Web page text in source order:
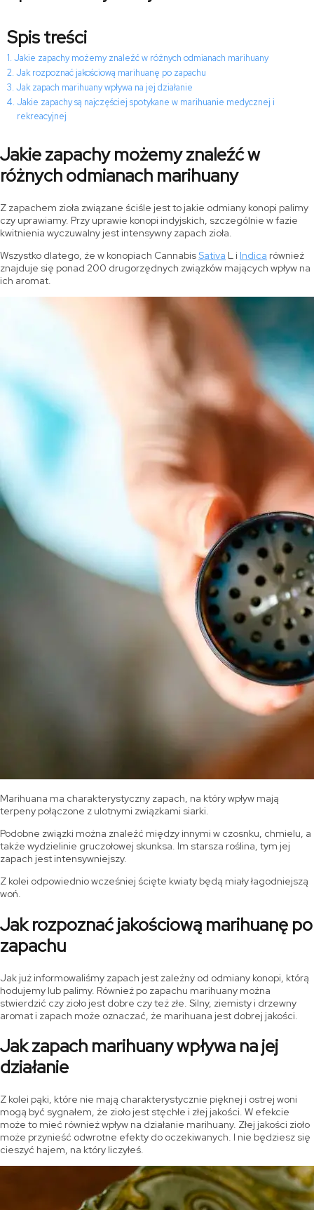
Spis treści
Jakie zapachy możemy znaleźć w różnych odmianach marihuany
Jak rozpoznać jakościową marihuanę po zapachu
Jak zapach marihuany wpływa na jej działanie
Jakie zapachy są najczęściej spotykane w marihuanie medycznej i
rekreacyjnej
Jakie zapachy możemy znaleźć w
różnych odmianach marihuany
Z zapachem zioła związane ściśle jest to jakie odmiany konopi palimy
czy uprawiamy. Przy uprawie konopi indyjskich, szczególnie w fazie
kwitnienia wyczuwalny jest intensywny zapach zioła.
Wszystko dlatego, że w konopiach CannabisSativa L i Indica również
znajduje się ponad 200 drugorzędnych związków mających wpływ na
ich aromat.
Marihuana ma charakterystyczny zapach, na który wpływ mają
terpeny połączone z ulotnymi związkami siarki.
Podobne związki można znaleźć między innymi w czosnku, chmielu, a
także wydzielinie gruczołowej skunksa. Im starsza roślina, tym jej
zapach jest intensywniejszy.
Z kolei odpowiednio wcześniej ścięte kwiaty będą miały łagodniejszą
woń.
Jak rozpoznać jakościową marihuanę po
zapachu
Jak już informowaliśmy zapach jest zależny od odmiany konopi, którą
hodujemy lub palimy. Również po zapachu marihuany można
stwierdzić czy zioło jest dobre czy też złe. Silny, ziemisty i drzewny
aromat i zapach może oznaczać, że marihuana jest dobrej jakości.
Jak zapach marihuany wpływa na jej
działanie
Z kolei pąki, które nie mają charakterystycznie pięknej i ostrej woni
mogą być sygnałem, że zioło jest stęchłe i złej jakości. W efekcie
może to mieć również wpływ na działanie marihuany. Złej jakości zioło
może przynieść odwrotne efekty do oczekiwanych. I nie będziesz się
cieszyć hajem, na który liczyłeś.